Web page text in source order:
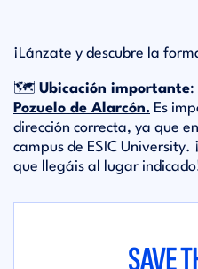
¡Lánzate y descubre la
🗺️ Ubicación importante:
Pozuelo de Alarcón. Es
dirección correcta, ya que
campus de ESIC University.
que llegáis al lugar
SAVE